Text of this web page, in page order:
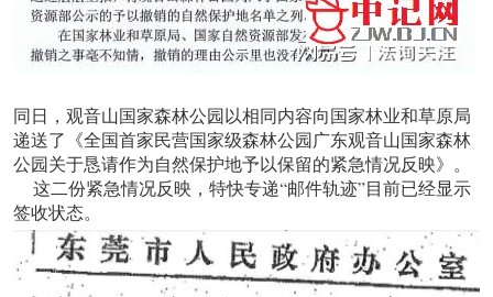
同日，观音山国家森林公园以相同内容向国家林业和草原局
递送了《全国首家民营国家级森林公园广东观音山国家森林
公园关于恳请作为自然保护地予以保留的紧急情况反映》。
这二份紧急情况反映，特快专递“邮件轨迹”目前已经显示
签收状态。